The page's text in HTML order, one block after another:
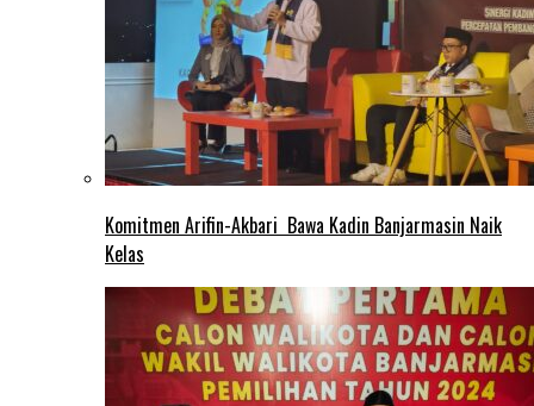
Komitmen Arifin-Akbari Bawa Kadin Banjarmasin Naik
Kelas